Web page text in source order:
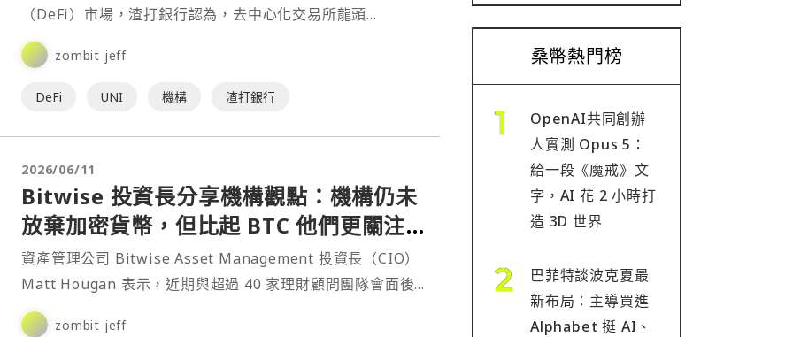
（DeFi）市場，渣打銀行認為，去中心化交易所龍頭
Uniswap 的治理代幣 UNI 有望成為下一輪加密市⋯
zombit jeff
DeFi UNI 機構 渣打銀行
2026/06/11
Bitwise 投資長分享機構觀點：機構仍未
放棄加密貨幣，但比起 BTC 他們更關注這
個！
資產管理公司 Bitwise Asset Management 投資長（CIO）
Matt Hougan 表示，近期與超過 40 家理財顧問團隊會面後
發現，市場對加⋯
zombit jeff
桑幣熱門榜
OpenAI共同創辦
人實測 Opus 5：
給一段《魔戒》文
字，AI 花 2 小時打
造 3D 世界
巴菲特談波克夏最
新布局：主導買進
Alphabet 挺 AI、